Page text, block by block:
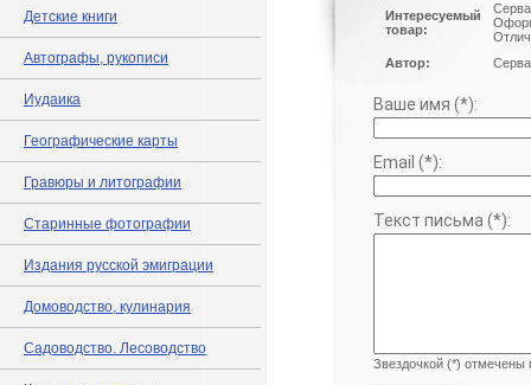
Детские книги
Автографы, рукописи
Иудаика
Географические карты
Гравюры и литографии
Старинные фотографии
Издания русской эмиграции
Домоводство, кулинария
Садоводство. Лесоводство
Интересуемый
товар:
Автор:
Ваше имя (*):
Email (*):
Текст письма (*):
Звездочкой (*) отмечены